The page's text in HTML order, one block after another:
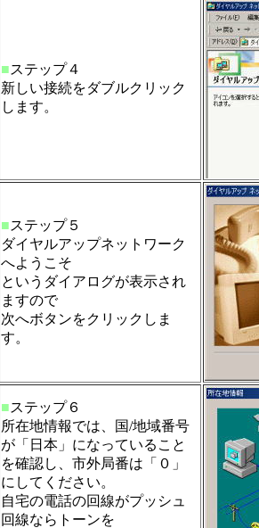
■ステップ４
新しい接続をダブルクリック
します。
■ステップ５
ダイヤルアップネットワーク
へようこそ
というダイアログが表示され
ますので
次へボタンをクリックしま
す。
■ステップ６
所在地情報では、国/地域番号
が「日本」になっていること
を確認し、市外局番は「０」
にしてください。
自宅の電話の回線がプッシュ
回線ならトーンを